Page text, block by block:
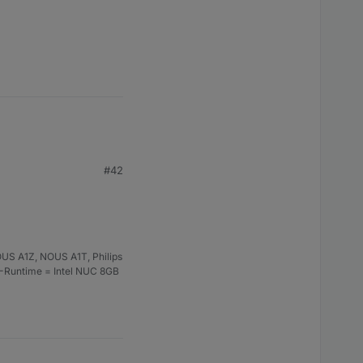
#42
A1Z, NOUS A1T, Philips
= Intel NUC 8GB